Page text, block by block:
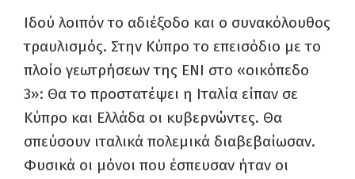
Ιδού λοιπόν το αδιέξοδο και ο συνακόλουθος
τραυλισμός. Στην Κύπρο το επεισόδιο με το
πλοίο γεωτρήσεων της ΕΝΙ στο «οικόπεδο
3»: Θα το προστατέψει η Ιταλία είπαν σε
Κύπρο και Ελλάδα οι κυβερνώντες. Θα
σπεύσουν ιταλικά πολεμικά διαβεβαίωσαν.
Φυσικά οι μόνοι που έσπευσαν ήταν οι